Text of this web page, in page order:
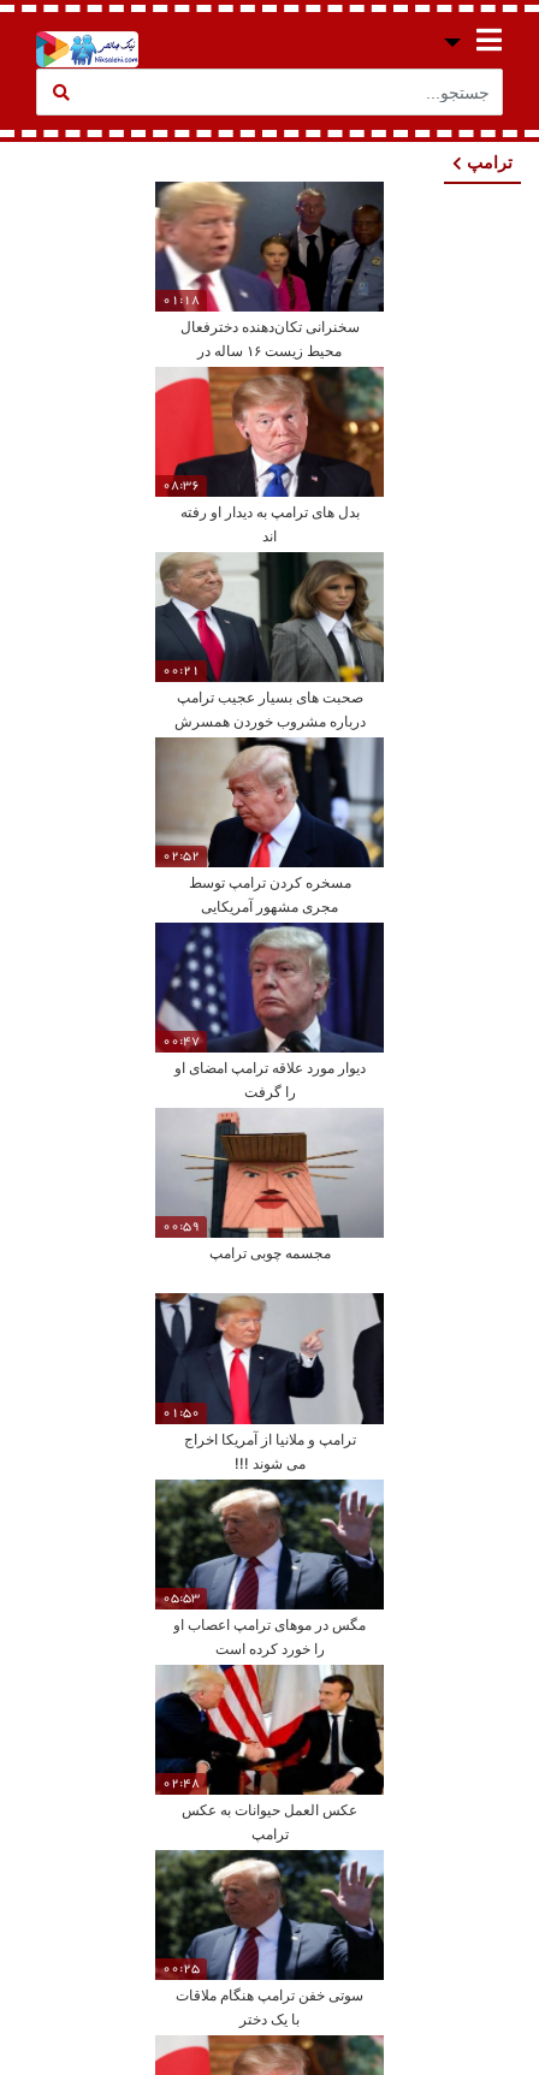
ترامپ
01:18
سخنرانی تکان‌دهنده دخترفعال
محیط زیست ۱۶ ساله در
سازمان ملل
08:36
بدل های ترامپ به دیدار او رفته
اند
00:21
صحبت های بسیار عجیب ترامپ
درباره مشروب خوردن همسرش
02:52
مسخره کردن ترامپ توسط
مجری مشهور آمریکایی
00:47
دیوار مورد علاقه ترامپ امضای او
را گرفت
00:59
مجسمه چوبی ترامپ
01:50
ترامپ و ملانیا از آمریکا اخراج
می شوند !!!
05:53
مگس در موهای ترامپ اعصاب او
را خورد کرده است
02:48
عکس العمل حیوانات به عکس
ترامپ
00:25
سوتی خفن ترامپ هنگام ملاقات
با یک دختر